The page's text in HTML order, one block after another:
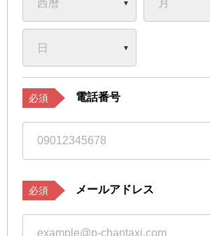
必須 電話番号
必須 メールアドレス